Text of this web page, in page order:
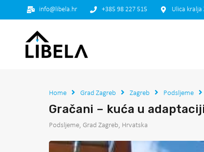
info@libela.hr +385 98 227 515 Ulica kralja
Home Grad Zagreb Zagreb Podsljeme
Gračani – kuća u
Podsljeme, Grad Zagreb, Hrvatska